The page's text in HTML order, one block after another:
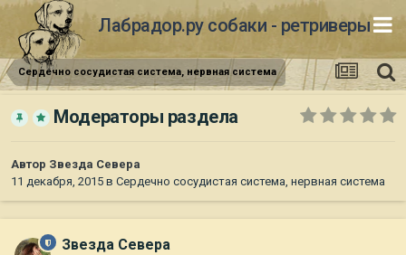
Лабрадор.ру собаки - ретриверы
Сердечно сосудистая система, нервная система
Модераторы раздела
Автор Звезда Севера
11 декабря, 2015 в Сердечно сосудистая система, нервная система
Звезда Севера